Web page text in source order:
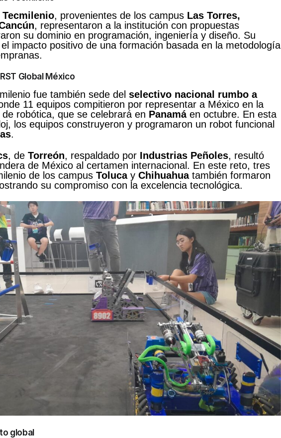
Tecmilenio, provenientes de los campus Las Torres,
, representaron a la institución con propuestas
su dominio en programación, ingeniería y diseño. Su
impacto positivo de una formación basada en la metodología
Global México
fue también sede del selectivo nacional rumbo a
11 equipos compitieron por representar a México en la
robótica, que se celebrará en Panamáen octubre. En esta
los equipos construyeron y programaron un robot funcional
.
, de Torreón, respaldado por Industrias Peñoles, resultó
de México al certamen internacional. En este reto, tres
de los campus Tolucay Chihuahuatambién formaron
su compromiso con la excelencia tecnológica.
global